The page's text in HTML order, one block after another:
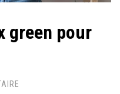
green pour